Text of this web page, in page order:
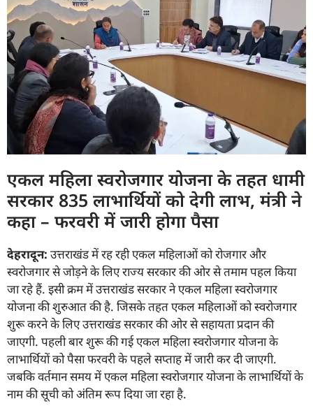
एकल महिला स्वरोजगार योजना के तहत धामी
सरकार 835 लाभार्थियों को देगी लाभ, मंत्री ने
कहा – फरवरी में जारी होगा पैसा
देहरादून: उत्तराखंड में रह रही एकल महिलाओं को रोजगार और
स्वरोजगार से जोड़ने के लिए राज्य सरकार की ओर से तमाम पहल किया
जा रहे हैं. इसी क्रम में उत्तराखंड सरकार ने एकल महिला स्वरोजगार
योजना की शुरुआत की है. जिसके तहत एकल महिलाओं को स्वरोजगार
शुरू करने के लिए उत्तराखंड सरकार की ओर से सहायता प्रदान की
जाएगी. पहली बार शुरू की गई एकल महिला स्वरोजगार योजना के
लाभार्थियों को पैसा फरवरी के पहले सप्ताह में जारी कर दी जाएगी.
जबकि वर्तमान समय में एकल महिला स्वरोजगार योजना के लाभार्थियों के
नाम की सूची को अंतिम रूप दिया जा रहा है.